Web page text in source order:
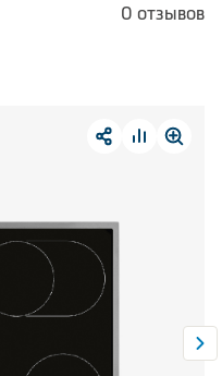
0 отзывов